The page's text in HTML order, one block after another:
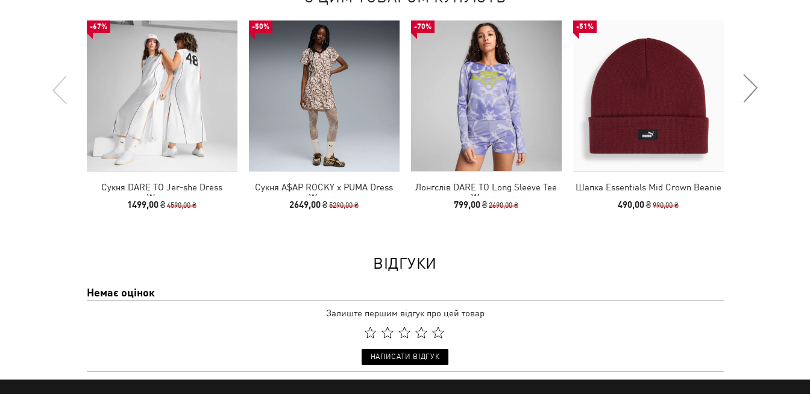
-67%
Сукня DARE TO Jer-she Dress
Women
1499,00 ₴4590,00 ₴
-50%
Сукня A$AP ROCKY x PUMA Dress
Women
2649,00 ₴5290,00 ₴
-70%
Лонгслів DARE TO Long Sleeve Tee
Women
799,00 ₴2690,00 ₴
-51%
Шапка Essentials Mid Crown Beanie
490,00 ₴990,00 ₴
ВІДГУКИ
Немає оцінок
Залиште першим відгук про цей товар
НАПИСАТИ ВІДГУК